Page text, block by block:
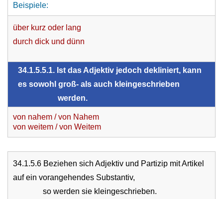
Beispiele:
über kurz oder lang
durch dick und dünn
34.1.5.5.1. Ist das Adjektiv jedoch dekliniert, kann
es sowohl groß- als auch kleingeschrieben
werden.
von nahem / von Nahem
von weitem / von Weitem
34.1.5.6 Beziehen sich Adjektiv und Partizip mit Artikel
auf ein vorangehendes Substantiv,
so werden sie kleingeschrieben.